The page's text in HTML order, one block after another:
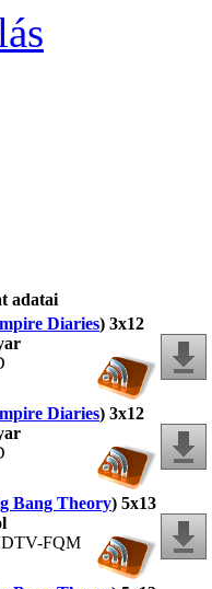
adatai
Diaries) 3x12
Diaries) 3x12
Bang Theory) 5x13
FQM